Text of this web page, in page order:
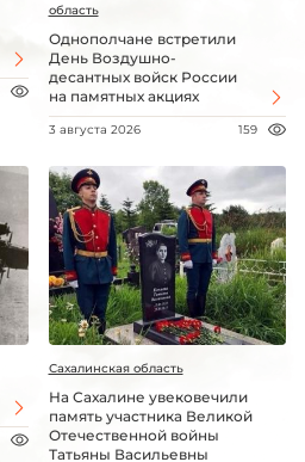
область
Однополчане встретили
День Воздушно-
десантных войск России
на памятных акциях
3 августа 2026 159
Сахалинская область
На Сахалине увековечили
память участника Великой
Отечественной войны
Татьяны Васильевны